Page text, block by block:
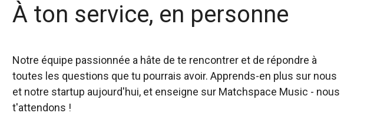
À ton service, en personne
Notre équipe passionnée a hâte de te rencontrer et de répondre à
toutes les questions que tu pourrais avoir. Apprends-en plus sur nous
et notre startup aujourd'hui, et enseigne sur Matchspace Music - nous
t'attendons !